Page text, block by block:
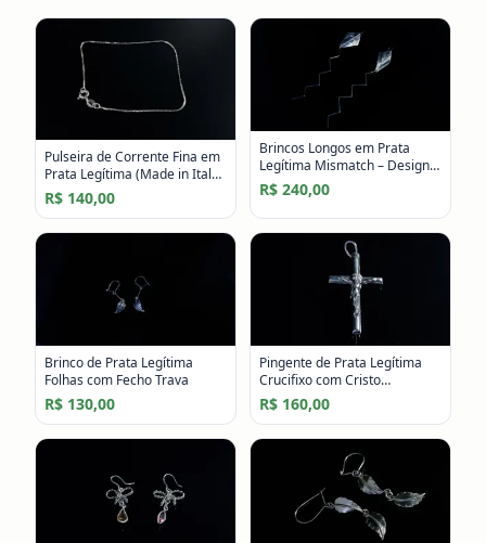
Pulseira de Corrente Fina em
Prata Legítima (Made in Italy)
– Minimalista e Elegante
R$ 140,00
Brincos Longos em Prata
Legítima Mismatch – Design
Geométrico e Autoral
R$ 240,00
Brinco de Prata Legítima
Folhas com Fecho Trava
R$ 130,00
Pingente de Prata Legítima
Crucifixo com Cristo
Crucificado
R$ 160,00